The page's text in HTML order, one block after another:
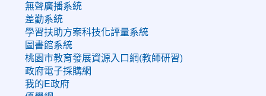
無聲廣播系統
差勤系統
學習扶助方案科技化評量系統
圖書館系統
桃園市教育發展資源入口網(教師研習)
政府電子採購網
我的E政府